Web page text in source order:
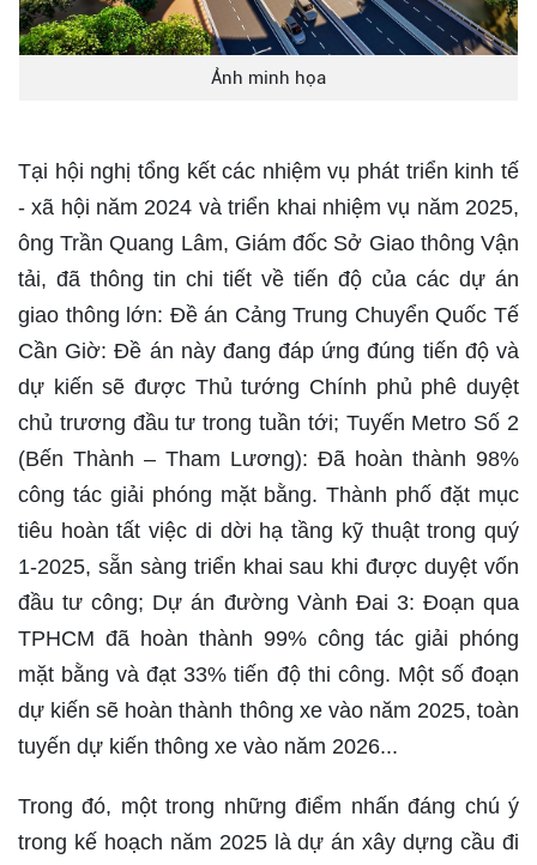
Ảnh minh họa
Tại hội nghị tổng kết các nhiệm vụ phát triển kinh tế
- xã hội năm 2024 và triển khai nhiệm vụ năm 2025,
ông Trần Quang Lâm, Giám đốc Sở Giao thông Vận
tải, đã thông tin chi tiết về tiến độ của các dự án
giao thông lớn: Đề án Cảng Trung Chuyển Quốc Tế
Cần Giờ: Đề án này đang đáp ứng đúng tiến độ và
dự kiến sẽ được Thủ tướng Chính phủ phê duyệt
chủ trương đầu tư trong tuần tới; Tuyến Metro Số 2
(Bến Thành – Tham Lương): Đã hoàn thành 98%
công tác giải phóng mặt bằng. Thành phố đặt mục
tiêu hoàn tất việc di dời hạ tầng kỹ thuật trong quý
1-2025, sẵn sàng triển khai sau khi được duyệt vốn
đầu tư công; Dự án đường Vành Đai 3: Đoạn qua
TPHCM đã hoàn thành 99% công tác giải phóng
mặt bằng và đạt 33% tiến độ thi công. Một số đoạn
dự kiến sẽ hoàn thành thông xe vào năm 2025, toàn
tuyến dự kiến thông xe vào năm 2026...
Trong đó, một trong những điểm nhấn đáng chú ý
trong kế hoạch năm 2025 là dự án xây dựng cầu đi